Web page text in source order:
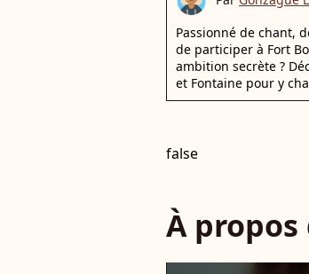
Passionné de chant,
de participer à Fort
ambition secrète ?
et Fontaine pour y
false
À propos